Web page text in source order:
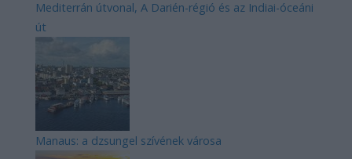
Mediterrán útvonal, A Darién-régió és az Indiai-óceáni
út
Manaus: a dzsungel szívének városa